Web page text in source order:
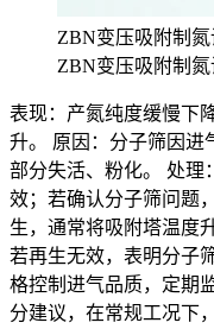
ZBN变压吸附制
ZBN变压吸附制
表现：产氮纯度缓慢下
升。 原因：分子筛因进
部分失活、粉化。 处理
效；若确认分子筛问题
生，通常将吸附塔温度
若再生无效，表明分子
格控制进气品质，定期
分建议，在常规工况下